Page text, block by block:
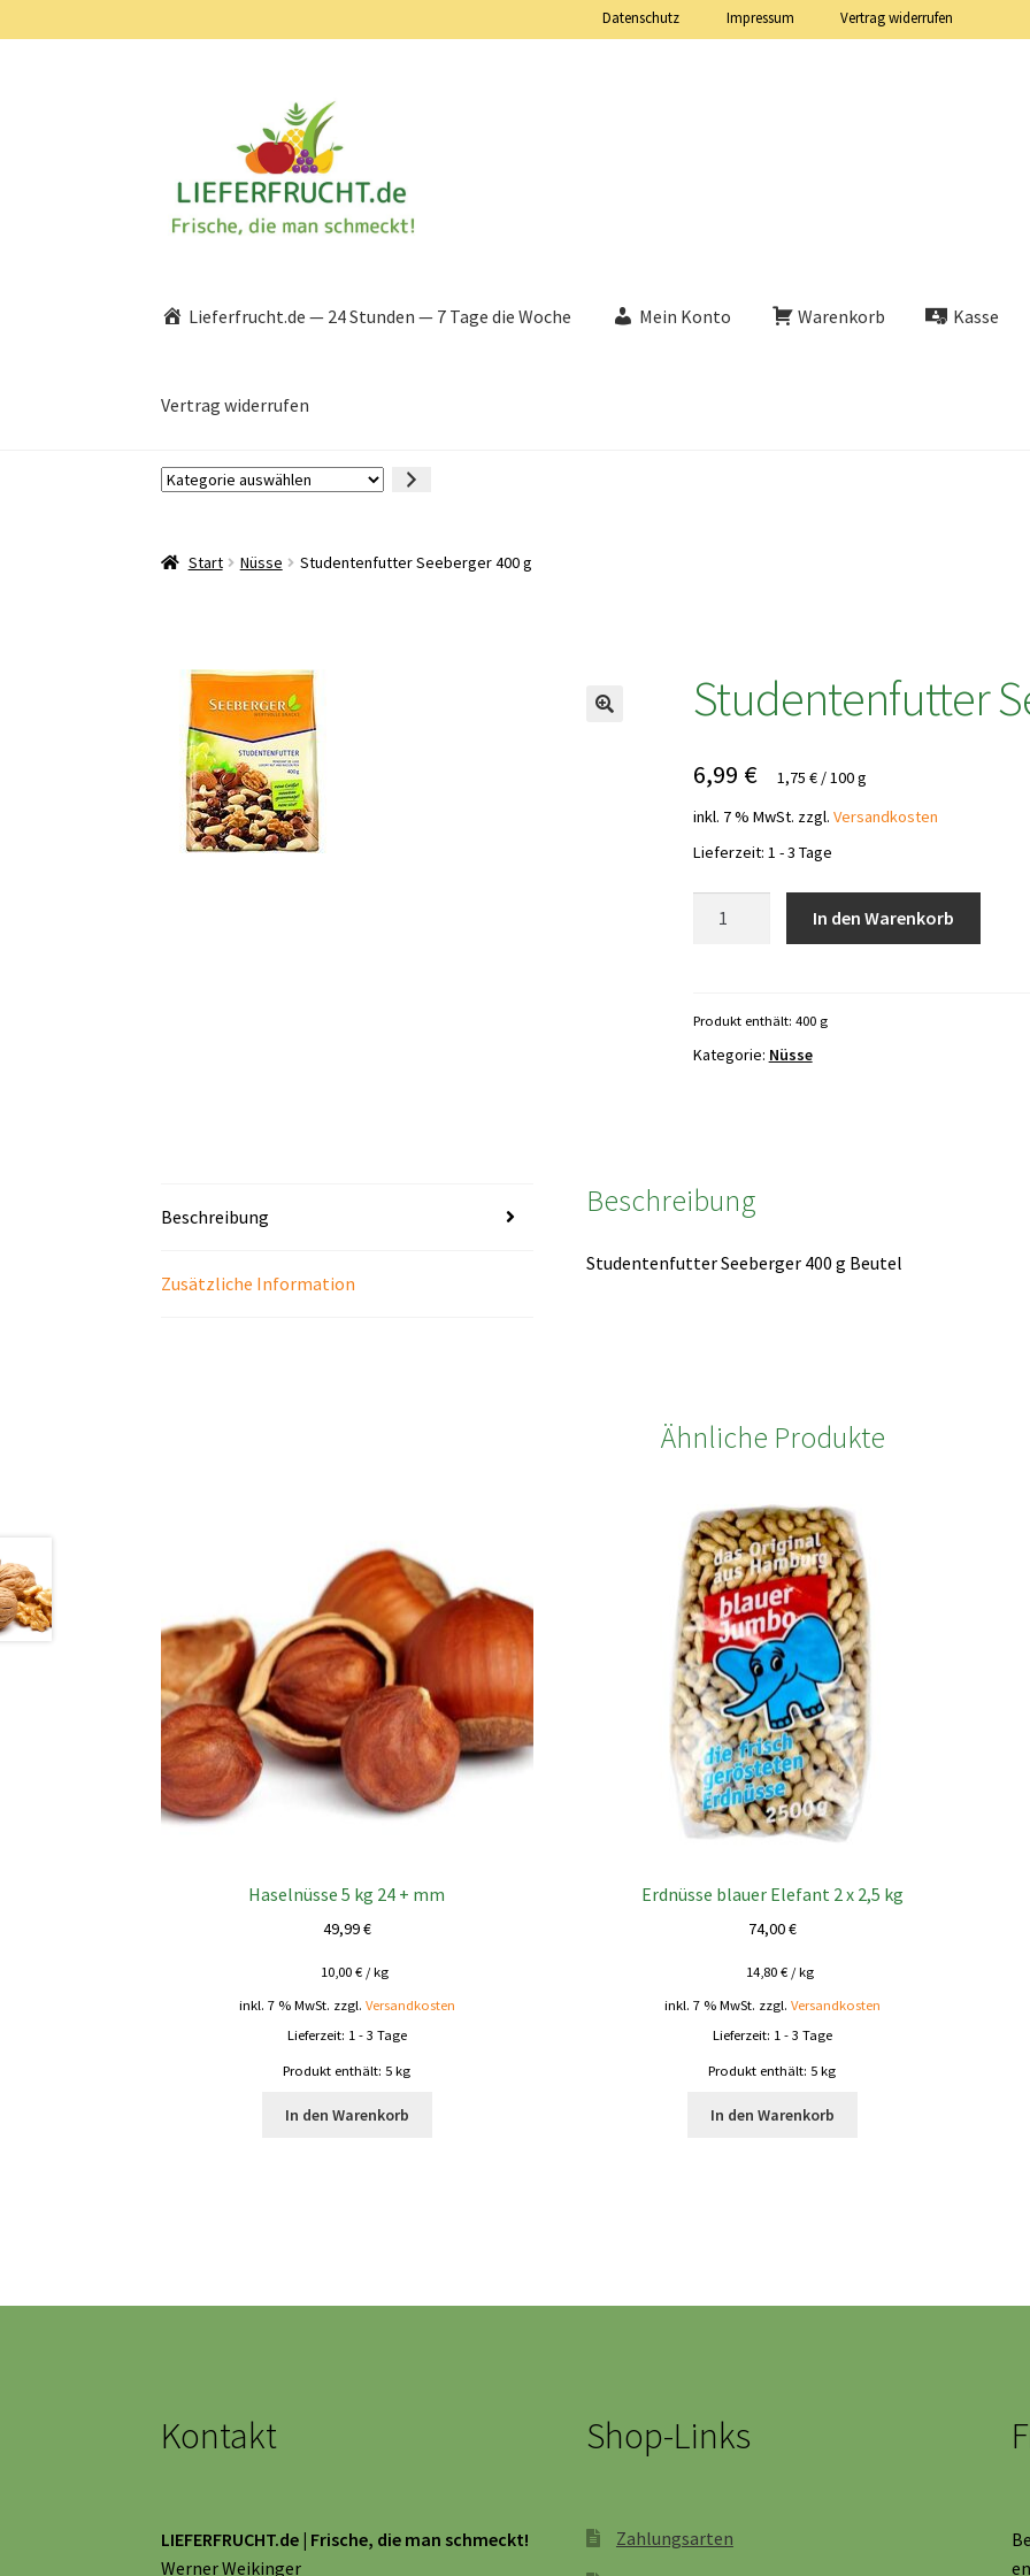
Datenschutz Impressum Vertrag widerrufen
Lieferfrucht.de — 24 Stunden — 7 Tage die Woche Mein Konto Warenkorb Kasse
Vertrag widerrufen
Kategorie
Start Nüsse Studentenfutter Seeberger 400 g
Studentenfutter
6,99 € 1,75€ /100g
inkl. 7 % MwSt. zzgl. Versandkosten
Lieferzeit: 1 - 3 Tage
Menge
In den Warenkorb
Produkt enthält: 400 g
Kategorie: Nüsse
Beschreibung
Zusätzliche Information
Beschreibung
Studentenfutter Seeberger 400 g Beutel
Ähnliche Produkte
Haselnüsse 5 kg 24 + mm
49,99€
10,00 €/kg
inkl. 7 % MwSt. zzgl. Versandkosten
Lieferzeit: 1 - 3 Tage
Produkt enthält: 5kg
In den Warenkorb
Erdnüsse blauer Elefant 2 x 2,5 kg
74,00€
14,80 €/kg
inkl. 7 % MwSt. zzgl. Versandkosten
Lieferzeit: 1 - 3 Tage
Produkt enthält: 5kg
In den Warenkorb
Kontakt
LIEFERFRUCHT.de | Frische, die man schmeckt!
Werner Weikinger
Shop-Links
Zahlungsarten